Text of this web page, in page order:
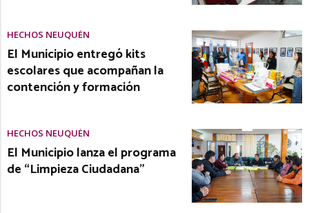
HECHOS NEUQUÉN
El Municipio entregó kits
escolares que acompañan la
contención y formación
HECHOS NEUQUÉN
El Municipio lanza el programa
de “Limpieza Ciudadana”